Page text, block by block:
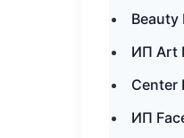
Beauty
ИП Art
Center
ИП